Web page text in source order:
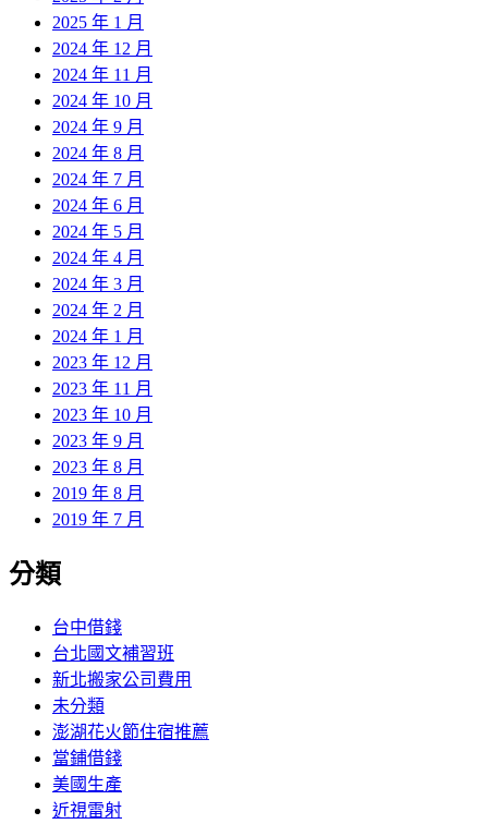
2025 年 1 月
2024 年 12 月
2024 年 11 月
2024 年 10 月
2024 年 9 月
2024 年 8 月
2024 年 7 月
2024 年 6 月
2024 年 5 月
2024 年 4 月
2024 年 3 月
2024 年 2 月
2024 年 1 月
2023 年 12 月
2023 年 11 月
2023 年 10 月
2023 年 9 月
2023 年 8 月
2019 年 8 月
2019 年 7 月
分類
台中借錢
台北國文補習班
新北搬家公司費用
未分類
澎湖花火節住宿推薦
當鋪借錢
美國生產
近視雷射